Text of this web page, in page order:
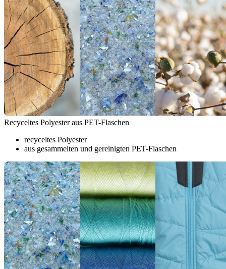
Recyceltes Polyester aus PET-Flaschen
recyceltes Polyester
aus gesammelten und gereinigten PET-Flaschen